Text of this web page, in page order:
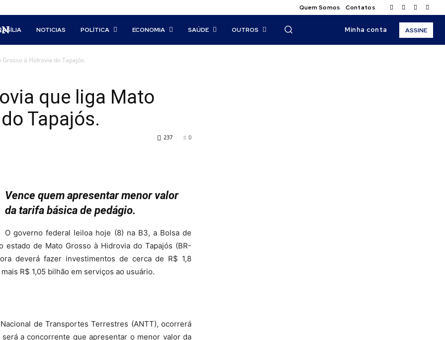
Quem Somos Contatos
NOTICIAS POLÍTICA ECONOMIA SAÚDE OUTROS Minha conta ASSINE
à Hidrovia do Tapajós.
que liga Mato
Tapajós.
0
237
Vence quem apresentar menor valor
da tarifa básica de pedágio.
O governo federal leiloa hoje (8) na B3, a Bolsa de
de Mato Grosso à Hidrovia do Tapajós (BR-
deverá fazer investimentos de cerca de R$ 1,8
R$ 1,05 bilhão em serviços ao usuário.
de Transportes Terrestres (ANTT), ocorrerá
a concorrente que apresentar o menor valor da